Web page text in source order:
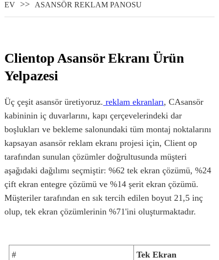
EV ASANSÖR REKLAM PANOSU
Clientop Asansör Ekranı Ürün
Yelpazesi
Üç çeşit asansör üretiyoruz. reklam ekranları, CAsansör
kabininin iç duvarlarını, kapı çerçevelerindeki dar
boşlukları ve bekleme salonundaki tüm montaj noktalarını
kapsayan asansör reklam ekranı projesi için, Client op
tarafından sunulan çözümler doğrultusunda müşteri
aşağıdaki dağılımı seçmiştir: %62 tek ekran çözümü, %24
çift ekran entegre çözümü ve %14 şerit ekran çözümü.
Müşteriler tarafından en sık tercih edilen boyut 21,5 inç
olup, tek ekran çözümlerinin %71'ini oluşturmaktadır.
# Tek Ekran